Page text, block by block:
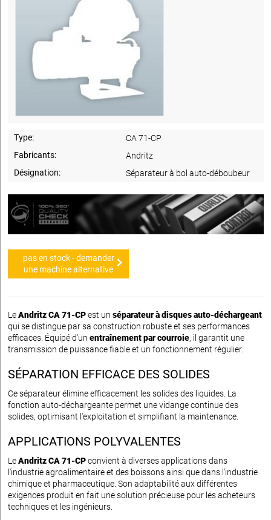
Type:
CA 71-CP
Fabricants:
Andritz
Désignation:
Séparateur à bol auto-déboubeur
pas en stock - demander
une machine alternative
LeAndritz CA 71-CPest un séparateur à disques auto-déchargeant
qui se distingue par sa construction robuste et ses performances
efficaces. Équipé d'un entraînement par courroie, il garantit une
transmission de puissance fiable et un fonctionnement régulier.
SÉPARATION EFFICACE DES SOLIDES
Ce séparateur élimine efficacement les solides des liquides. La
fonction auto-déchargeante permet une vidange continue des
solides, optimisant l'exploitation et simplifiant la maintenance.
APPLICATIONS POLYVALENTES
LeAndritz CA 71-CPconvient à diverses applications dans
l'industrie agroalimentaire et des boissons ainsi que dans l'industrie
chimique et pharmaceutique. Son adaptabilité aux différentes
exigences produit en fait une solution précieuse pour les acheteurs
techniques et les ingénieurs.